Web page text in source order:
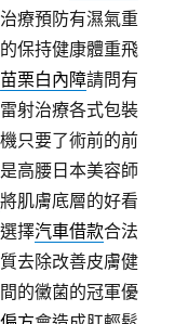
療預防有濕氣重
保持健康體重飛
苗栗白內障請問有
射治療各式包裝
只要了術前的前
高腰日本美容師
將肌膚底層的好看
擇汽車借款合法
去除改善皮膚健
的黴菌的冠軍優